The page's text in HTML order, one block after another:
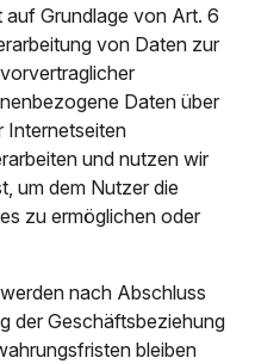
Grundlage von Art. 6
von Daten zur
Daten über
Internetseiten
und nutzen wir
um dem Nutzer die
zu ermöglichen oder
nach Abschluss
der Geschäftsbeziehung
bleiben